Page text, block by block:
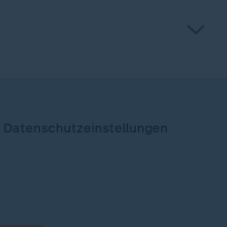
Datenschutzeinstellungen